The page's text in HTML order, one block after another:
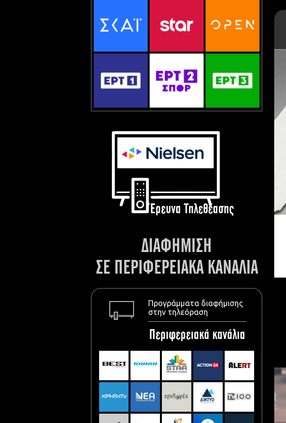
Έρευνα Τηλεθέασης
ΔΙΑΦΗΜΙΣΗ
ΣΕ ΠΕΡΙΦΕΡΕΙΑΚΑ ΚΑΝΑΛΙΑ
Προγράμματα διαφήμισης
στην τηλεόραση
Περιφερειακά κανάλια